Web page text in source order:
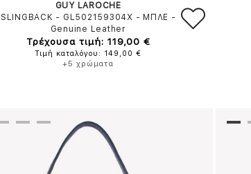
GUY LAROCHE
SLINGBACK - GL502159304X - ΜΠΛΕ -
Genuine Leather
Τρέχουσα τιμή: 119,00 €
Τιμή καταλόγου: 149,00 €
+5 χρώματα